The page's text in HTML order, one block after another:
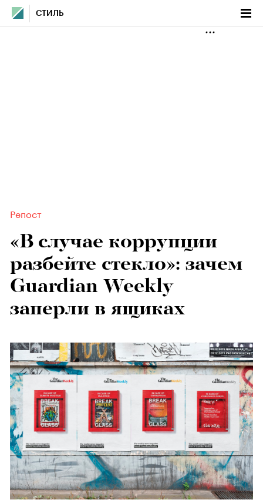
СТИЛЬ
Репост
«В случае коррупции
разбейте стекло»: зачем
Guardian Weekly
заперли в ящиках